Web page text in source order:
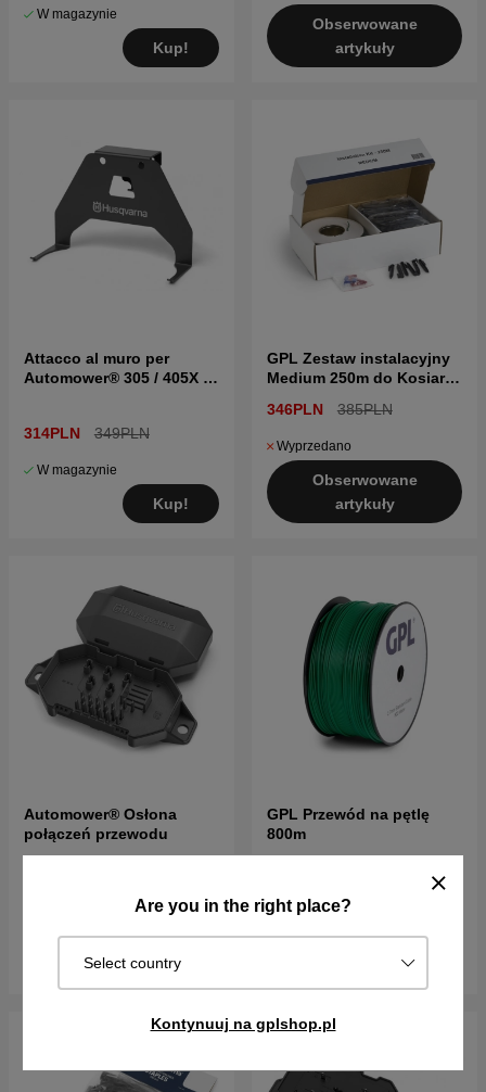
Are you in the right place?
Select country
Kontynuuj na gplshop.pl
W magazynie
Kup!
Obserwowane
artykuły
Attacco al muro per
Automower® 305 / 405X /
314PLN
349PLN
W magazynie
Kup!
GPL Zestaw instalacyjny
Medium 250m do Kosiarki
346PLN 385PLN
Wyprzedano
Obserwowane
artykuły
Automower® Osłona
połączeń przewodu
Kup!
GPL Przewód na pętlę
800m
Wyprzedano
Obserwowane